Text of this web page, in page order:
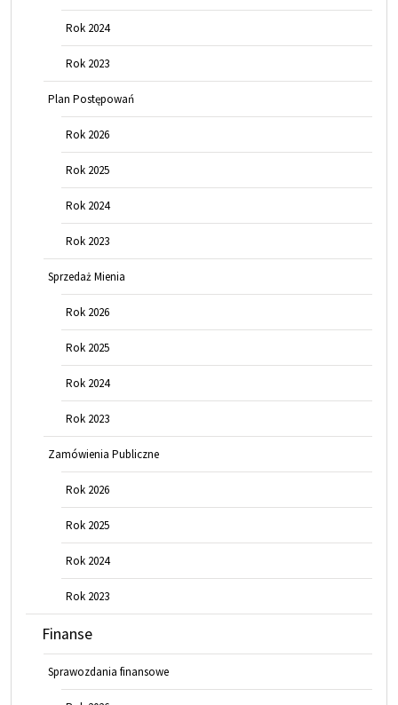
Rok 2024
Rok 2023
Plan Postępowań
Rok 2026
Rok 2025
Rok 2024
Rok 2023
Sprzedaż Mienia
Rok 2026
Rok 2025
Rok 2024
Rok 2023
Zamówienia Publiczne
Rok 2026
Rok 2025
Rok 2024
Rok 2023
Finanse
Sprawozdania finansowe